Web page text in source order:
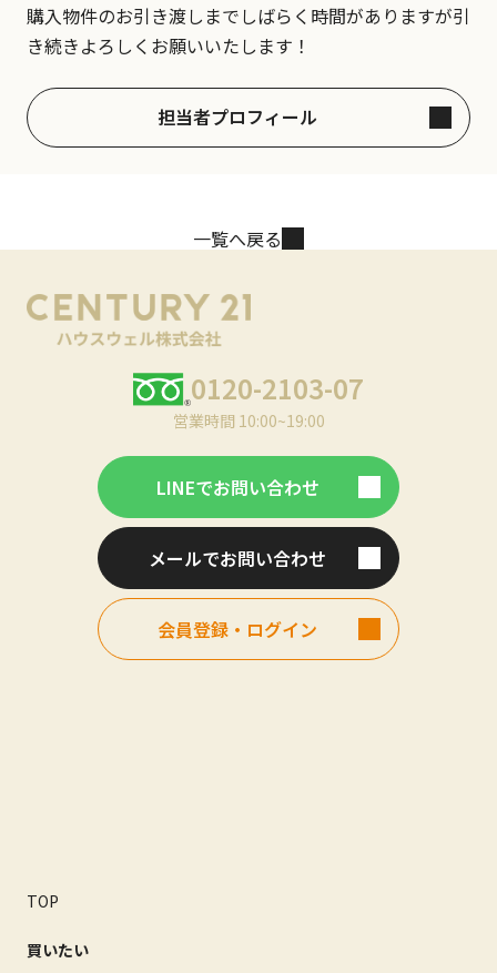
購入物件のお引き渡しまでしばらく時間がありますが引
き続きよろしくお願いいたします！
担当者プロフィール
一覧へ戻る
0120-2103-07
営業時間 10:00~19:00
LINEでお問い合わせ
メールでお問い合わせ
会員登録・ログイン
TOP
買いたい